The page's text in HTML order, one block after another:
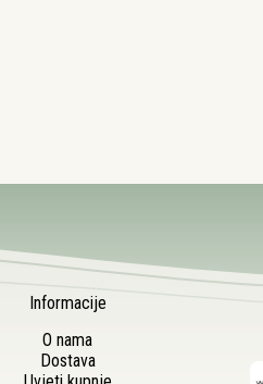
Informacije
O nama
Dostava